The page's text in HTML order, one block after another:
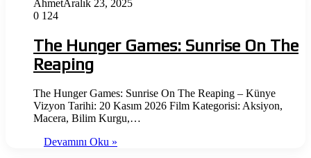
AhmetAralık 23, 2025
0 124
The Hunger Games: Sunrise On The
Reaping
The Hunger Games: Sunrise On The Reaping – Künye
Vizyon Tarihi: 20 Kasım 2026 Film Kategorisi: Aksiyon,
Macera, Bilim Kurgu,…
Devamını Oku »